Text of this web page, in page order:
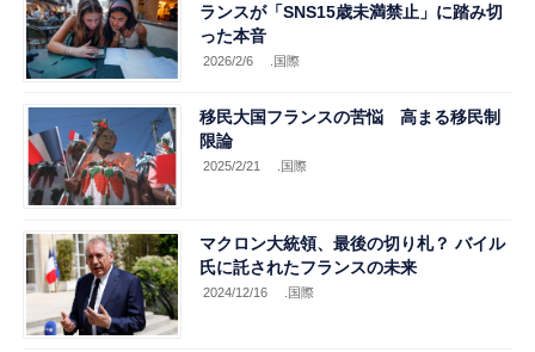
ランスが「SNS15歳未満禁止」に踏み切
った本音
2026/2/6 .国際
移民大国フランスの苦悩 高まる移民制
限論
2025/2/21 .国際
マクロン大統領、最後の切り札？ バイル
氏に託されたフランスの未来
2024/12/16 .国際